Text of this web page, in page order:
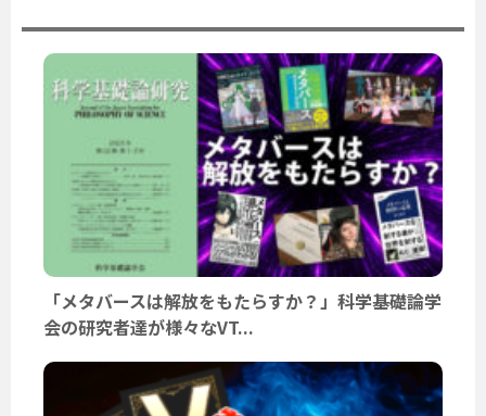
「メタバースは解放をもたらすか？」科学基礎論学
会の研究者達が様々なVT...